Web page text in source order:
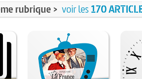
rubrique > voir les 170